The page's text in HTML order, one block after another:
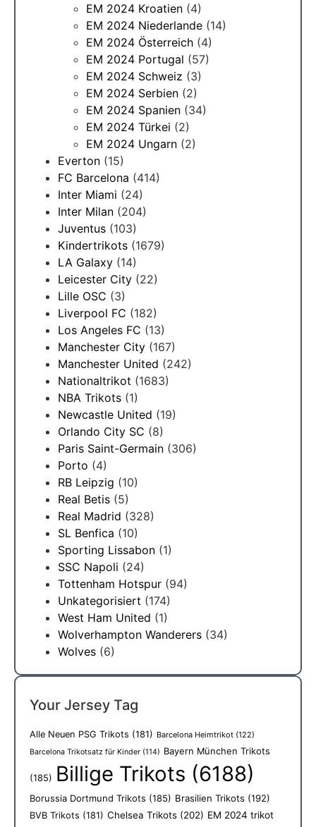
EM 2024 Kroatien (4)
EM 2024 Niederlande (14)
EM 2024 Österreich (4)
EM 2024 Portugal (57)
EM 2024 Schweiz (3)
EM 2024 Serbien (2)
EM 2024 Spanien (34)
EM 2024 Türkei (2)
EM 2024 Ungarn (2)
Everton (15)
FC Barcelona (414)
Inter Miami (24)
Inter Milan (204)
Juventus (103)
Kindertrikots (1679)
LA Galaxy (14)
Leicester City (22)
Lille OSC (3)
Liverpool FC (182)
Los Angeles FC (13)
Manchester City (167)
Manchester United (242)
Nationaltrikot (1683)
NBA Trikots (1)
Newcastle United (19)
Orlando City SC (8)
Paris Saint-Germain (306)
Porto (4)
RB Leipzig (10)
Real Betis (5)
Real Madrid (328)
SL Benfica (10)
Sporting Lissabon (1)
SSC Napoli (24)
Tottenham Hotspur (94)
Unkategorisiert (174)
West Ham United (1)
Wolverhampton Wanderers (34)
Wolves (6)
Your Jersey Tag
Alle Neuen PSG Trikots (181) Barcelona Heimtrikot (122)
Barcelona Trikotsatz für Kinder (114) Bayern München Trikots
(185) Billige Trikots (6188)
Borussia Dortmund Trikots (185) Brasilien Trikots (192)
BVB Trikots (181) Chelsea Trikots (202) EM 2024 trikot